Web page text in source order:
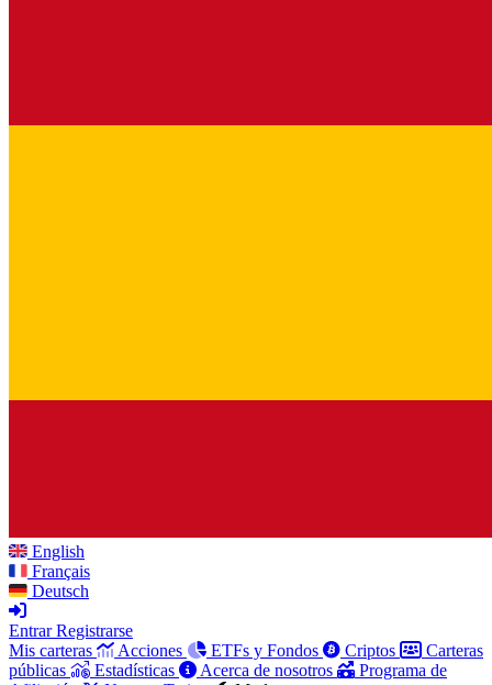
English
Français
Deutsch
Entrar Registrarse
Mis carteras
Acciones ETFs y Fondos Criptos
Carteras
públicas
Estadísticas Acerca de nosotros
Programa de